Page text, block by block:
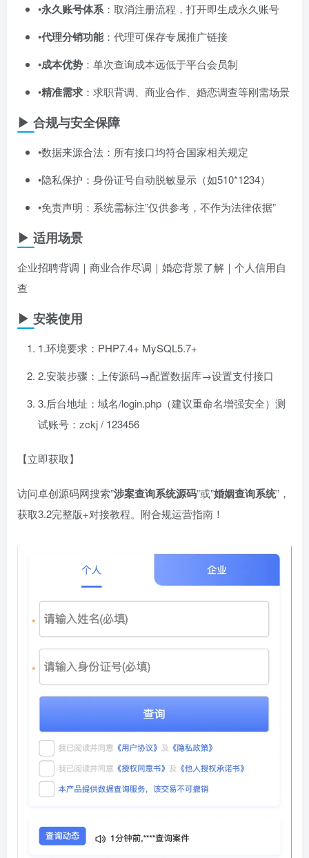
•​永久账号体系 ​：取消注册流程，打开即生成永久账号
•​代理分销功能​：代理可保存专属推广链接
•​成本优势 ​：单次查询成本远低于平台会员制
•​精准需求 ​：求职背调、商业合作、婚恋调查等刚需场景
▶ 合规与安全保障
•数据来源合法：所有接口均符合国家相关规定
•隐私保护：身份证号自动脱敏显示（如510*1234）
•免责声明：系统需标注”仅供参考，不作为法律依据”
▶ 适用场景
企业招聘背调｜商业合作尽调｜婚恋背景了解｜个人信用自
查
▶ 安装使用
1.环境要求：PHP7.4+ MySQL5.7+
2.安装步骤：上传源码→配置数据库→设置支付接口
3.后台地址：域名/login.php（建议重命名增强安全）测
试账号：zckj / 123456
【立即获取】
访问卓创源码网搜索”​涉案查询系统源码​”或”​婚姻查询系统​”，
获取3.2完整版+对接教程。附合规运营指南！